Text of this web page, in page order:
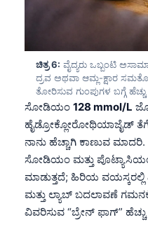
ಚಿತ್ರ 6: ವೈದ್ಯರು ಒಬ್ಬಂಟಿ
ದ್ರವ ಅಥವಾ ಆಮ್ಲ-ಕ್ಷಾರ
ತೋರಿಸುವ ಗುಂಪುಗಳ ಬಗ್ಗೆ ಹೆಚ್ಚು
ಸೋಡಿಯಂ 128 mmol/L
ಹೈಡ್ರೋಕ್ಲೋರೋಥಿಯಾಜೈಡ್
ನಾನು ಹೆಚ್ಚಾಗಿ ಕಾಣುವ
ಸೋಡಿಯಂ ಮತ್ತು ಪೊಟ್ಯಾಸಿಯಂ
ಮಾಡುತ್ತದೆ; ಹಿರಿಯ ವಯಸ್ಕರಲ್ಲಿ
ಮತ್ತು ಲ್ಯಾಬ್ ಬದಲಾವಣೆ
ವಿವರಿಸುವ “ಬ್ರೇನ್ ಫಾಗ್” ಹೆಚ್ಚು
Монгол
ພາສາລາວ
Basa Jawa
Cebuano
ئۇيغۇرچە
Кыргызча
Татар теле